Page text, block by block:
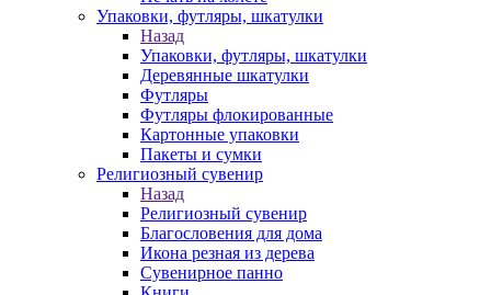
Упаковки, футляры, шкатулки
Назад
Упаковки, футляры, шкатулки
Деревянные шкатулки
Футляры
Футляры флокированные
Картонные упаковки
Пакеты и сумки
Религиозный сувенир
Назад
Религиозный сувенир
Благословения для дома
Икона резная из дерева
Сувенирное панно